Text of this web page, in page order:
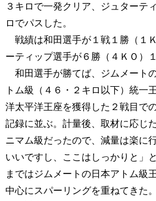
３キロで一発クリア、ジュターテ
ロでパスした。
戦績は和田選手が１戦１勝（１
ーティップ選手が６勝（４ＫＯ）１
和田選手が勝てば、ジムメート
トム級（４６・２キロ以下）統一
洋太平洋王座を獲得した２戦目で
記録に並ぶ。計量後、取材に応じ
ニマム級だったので、減量は楽に
いいですし、ここはしっかりと」
まではジムメートの日本アトム級
中心にスパーリングを重ねてきた